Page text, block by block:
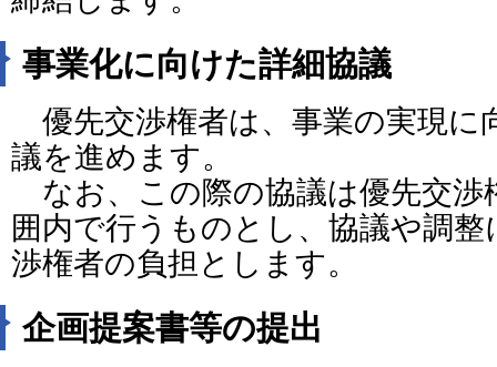
事業化に向けた詳細協議
優先交渉権者は、事業の実現に
議を進めます。
なお、この際の協議は優先交渉
囲内で行うものとし、協議や調
渉権者の負担とします。
企画提案書等の提出